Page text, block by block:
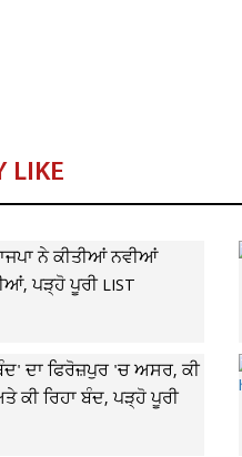
LIKE
ਨੇ ਕੀਤੀਆਂ ਨਵੀਆਂ
ਪੜ੍ਹੋ ਪੂਰੀ LIST
ਦਾ ਫਿਰੋਜ਼ਪੁਰ 'ਚ ਅਸਰ, ਕੀ
ਕੀ ਰਿਹਾ ਬੰਦ, ਪੜ੍ਹੋ ਪੂਰੀ